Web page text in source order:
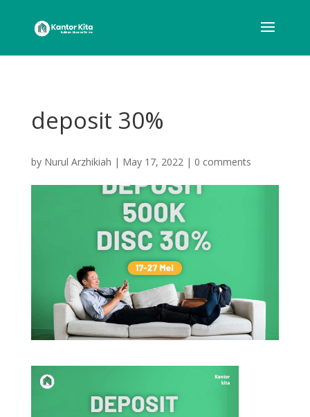
deposit 30%
by Nurul Arzhikiah | May 17, 2022| 0 comments